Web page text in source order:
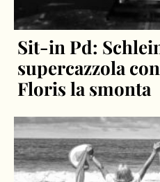
Sit-in Pd:
supercazzola
Floris la smonta